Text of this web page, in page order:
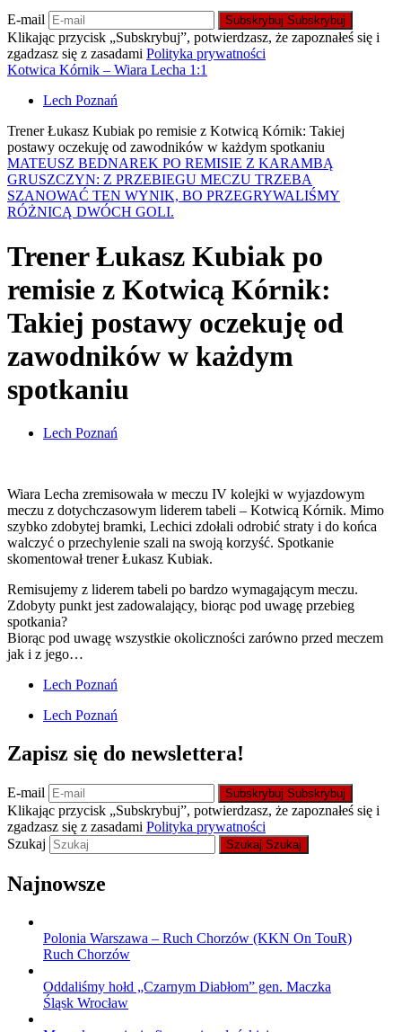
E-mail Subskrybuj Subskrybuj
Klikając przycisk „Subskrybuj”, potwierdzasz, że zapoznałeś się i
zgadzasz się z zasadami Polityka prywatności
Kotwica Kórnik – Wiara Lecha 1:1
Lech Poznań
Trener Łukasz Kubiak po remisie z Kotwicą Kórnik: Takiej
postawy oczekuję od zawodników w każdym spotkaniu
MATEUSZ BEDNAREK PO REMISIE Z KARAMBĄ
GRUSZCZYN: Z PRZEBIEGU MECZU TRZEBA
SZANOWAĆ TEN WYNIK, BO PRZEGRYWALIŚMY
RÓŻNICĄ DWÓCH GOLI.
Trener Łukasz Kubiak po
remisie z Kotwicą Kórnik:
Takiej postawy oczekuję od
zawodników w każdym
spotkaniu
Lech Poznań
Wiara Lecha zremisowała w meczu IV kolejki w wyjazdowym
meczu z dotychczasowym liderem tabeli – Kotwicą Kórnik. Mimo
szybko zdobytej bramki, Lechici zdołali odrobić straty i do końca
walczyć o przechylenie szali na swoją korzyść. Spotkanie
skomentował trener Łukasz Kubiak.
Remisujemy z liderem tabeli po bardzo wymagającym meczu.
Zdobyty punkt jest zadowalający, biorąc pod uwagę przebieg
spotkania?
Biorąc pod uwagę wszystkie okoliczności zarówno przed meczem
jak i z jego…
Lech Poznań
Lech Poznań
Zapisz się do newslettera!
E-mail Subskrybuj Subskrybuj
Klikając przycisk „Subskrybuj”, potwierdzasz, że zapoznałeś się i
zgadzasz się z zasadami Polityka prywatności
Szukaj
Szukaj Szukaj
Najnowsze
Polonia Warszawa – Ruch Chorzów (KKN On TouR)
Ruch Chorzów
Oddaliśmy hołd „Czarnym Diabłom” gen. Maczka
Śląsk Wrocław